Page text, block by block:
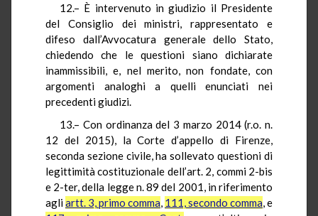
12.– È intervenuto in giudizio il Presidente
del Consiglio dei ministri, rappresentato e
difeso dall’Avvocatura generale dello Stato,
chiedendo che le questioni siano dichiarate
inammissibili, e, nel merito, non fondate, con
argomenti analoghi a quelli enunciati nei
precedenti giudizi.
13.– Con ordinanza del 3 marzo 2014 (r.o. n.
12 del 2015), la Corte d’appello di Firenze,
seconda sezione civile, ha sollevato questioni di
legittimità costituzionale dell’art. 2, commi 2-bis
e 2-ter, della legge n. 89 del 2001, in riferimento
agliartt. 3, primo comma, 111, secondo comma, e